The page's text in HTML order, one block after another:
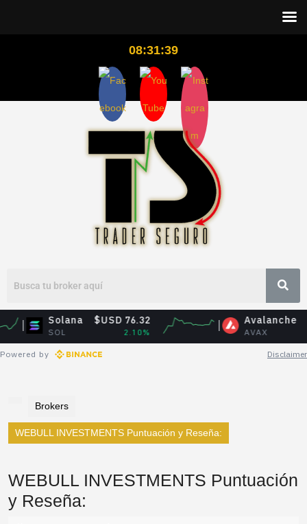
08:31:40
Solana
SOL
$USD 76.32 Avalanche
AVAX
$USD
Powered by Disclaimer
Brokers
WEBULL INVESTMENTS Puntuación y Reseña:
WEBULL INVESTMENTS Puntuación
y Reseña: